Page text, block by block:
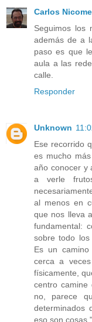
Carlos
Seguimos los
además de a
paso es que
aula a las
calle.
Responder
Unknown
Ese recorrido
es mucho
año conocer y
a verle
al menos en
que nos lleva
fundamental:
sobre todo los
Es un
cerca a
físicamente,
centro camine
no, parece
determinados
eso son cosas